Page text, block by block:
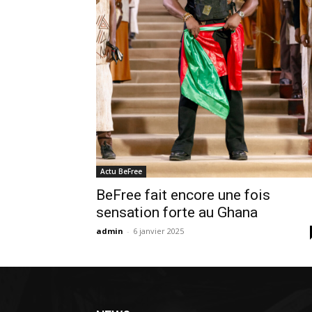
Actu BeFree
BeFree fait encore une fois
sensation forte au Ghana
admin - 6 janvier 2025